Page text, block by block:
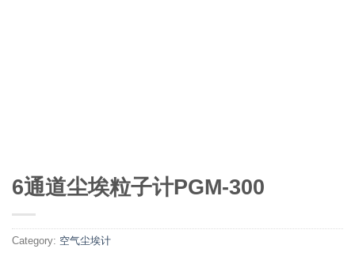
6通道尘埃粒子计PGM-300
Category: 空气尘埃计